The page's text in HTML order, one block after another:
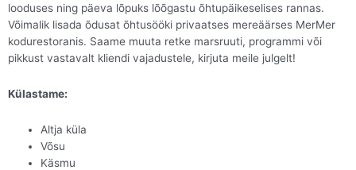
looduses ning päeva lõpuks lõõgastu õhtupäikeselises rannas.
Võimalik lisada õdusat õhtusööki privaatses mereäärses MerMer
kodurestoranis. Saame muuta retke marsruuti, programmi või
pikkust vastavalt kliendi vajadustele, kirjuta meile julgelt!
Külastame:
Altja küla
Võsu
Käsmu